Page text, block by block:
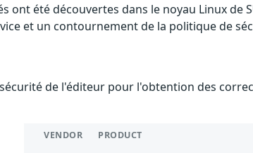
ont été découvertes dans le noyau Linux
et un contournement de la politique de
de l'éditeur pour l'obtention des
VENDOR PRODUCT